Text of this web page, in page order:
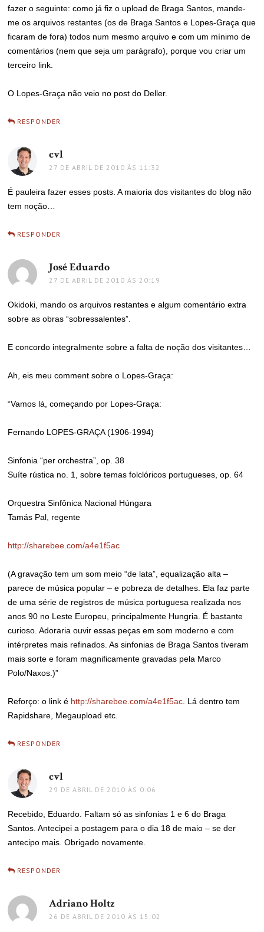
fazer o seguinte: como já fiz o upload de Braga Santos, mande-
me os arquivos restantes (os de Braga Santos e Lopes-Graça que
ficaram de fora) todos num mesmo arquivo e com um mínimo de
comentários (nem que seja um parágrafo), porque vou criar um
terceiro link.
O Lopes-Graça não veio no post do Deller.
RESPONDER
cvl
27 DE ABRIL DE 2010 ÀS 11:32
É pauleira fazer esses posts. A maioria dos visitantes do blog não
tem noção…
RESPONDER
José Eduardo
27 DE ABRIL DE 2010 ÀS 20:19
Okidoki, mando os arquivos restantes e algum comentário extra
sobre as obras “sobressalentes”.
E concordo integralmente sobre a falta de noção dos visitantes…
Ah, eis meu comment sobre o Lopes-Graça:
“Vamos lá, começando por Lopes-Graça:
Fernando LOPES-GRAÇA (1906-1994)
Sinfonia “per orchestra”, op. 38
Suíte rústica no. 1, sobre temas folclóricos portugueses, op. 64
Orquestra Sinfônica Nacional Húngara
Tamás Pal, regente
http://sharebee.com/a4e1f5ac
(A gravação tem um som meio “de lata”, equalização alta –
parece de música popular – e pobreza de detalhes. Ela faz parte
de uma série de registros de música portuguesa realizada nos
anos 90 no Leste Europeu, principalmente Hungria. É bastante
curioso. Adoraria ouvir essas peças em som moderno e com
intérpretes mais refinados. As sinfonias de Braga Santos tiveram
mais sorte e foram magnificamente gravadas pela Marco
Polo/Naxos.)”
Reforço: o link é http://sharebee.com/a4e1f5ac. Lá dentro tem
Rapidshare, Megaupload etc.
RESPONDER
cvl
29 DE ABRIL DE 2010 ÀS 0:06
Recebido, Eduardo. Faltam só as sinfonias 1 e 6 do Braga
Santos. Antecipei a postagem para o dia 18 de maio – se der
antecipo mais. Obrigado novamente.
RESPONDER
Adriano Holtz
26 DE ABRIL DE 2010 ÀS 15:02